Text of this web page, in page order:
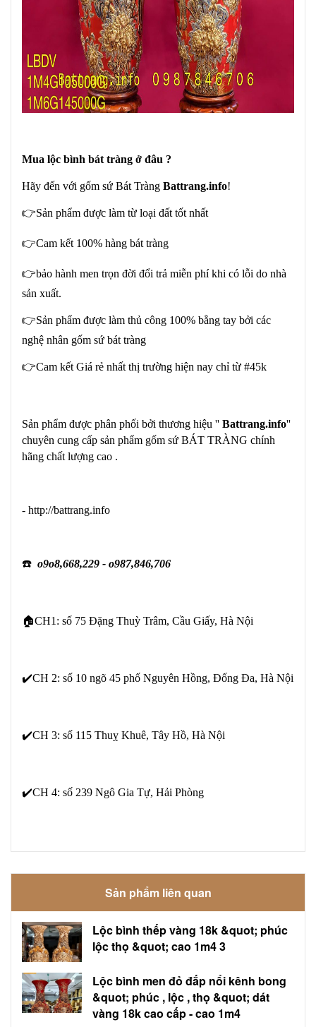
Mua lộc bình bát tràng ở đâu ?
Hãy đến với gốm sứ Bát Tràng Battrang.info!
👉Sản phẩm được làm từ loại đất tốt nhất
👉Cam kết 100% hàng bát tràng
👉bảo hành men trọn đời đổi trả miễn phí khi có lỗi do nhà
sản xuất.
👉Sản phẩm được làm thủ công 100% bằng tay bởi các
nghệ nhân gốm sứ bát tràng
👉Cam kết Giá rẻ nhất thị trường hiện nay chỉ từ #45k
Sản phẩm được phân phối bởi thương hiệu '' Battrang.info''
chuyên cung cấp sản phẩm gốm sứ BÁT TRÀNG chính
hãng chất lượng cao .
- http://battrang.info
☎️ o9o8,668,229 - o987,846,706
🏠CH1: số 75 Đặng Thuỳ Trâm, Cầu Giấy, Hà Nội
✔️CH 2: số 10 ngõ 45 phố Nguyên Hồng, Đống Đa, Hà Nội
✔️CH 3: số 115 Thuỵ Khuê, Tây Hồ, Hà Nội
✔️CH 4: số 239 Ngô Gia Tự, Hải Phòng
Sản phẩm liên quan
Lộc bình thếp vàng 18k &quot; phúc
lộc thọ &quot; cao 1m4 3
Lộc bình men đỏ đắp nổi kênh bong
&quot; phúc , lộc , thọ &quot; dát
vàng 18k cao cấp - cao 1m4